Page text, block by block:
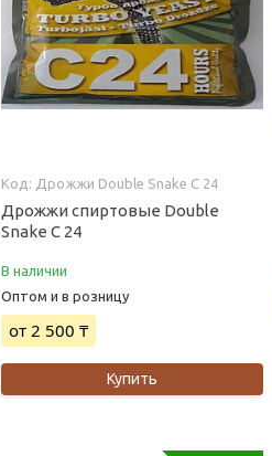
Дрожжи Double Snake С 24
Дрожжи спиртовые Double
Snake С 24
В наличии
Оптом и в розницу
от 2 500 ₸
Купить